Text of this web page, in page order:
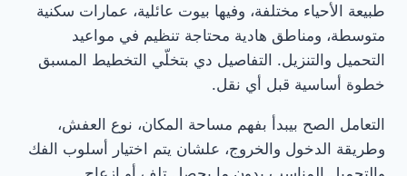
طبيعة الأحياء مختلفة، وفيها بيوت عائلية، عمارات سكنية
متوسطة، ومناطق هادية محتاجة تنظيم في مواعيد
التحميل والتنزيل. التفاصيل دي بتخلّي التخطيط المسبق
خطوة أساسية قبل أي نقل.
التعامل الصح بيبدأ بفهم مساحة المكان، نوع العفش،
وطريقة الدخول والخروج، علشان يتم اختيار أسلوب الفك